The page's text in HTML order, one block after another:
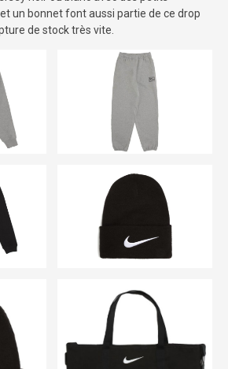
un bonnet font aussi partie de ce drop
de stock très vite.